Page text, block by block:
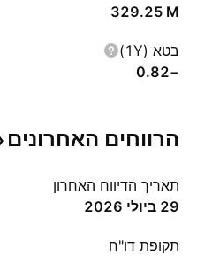
‪329.25 M‬
בטא (1Y)
−0.82
הרווחים האחרונים
תאריך הדיווח האחרון
29 ביולי 2026
תקופת דו"ח